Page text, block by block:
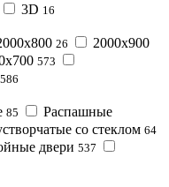
3D 16
26 2000x900
573
586
85
Распашные
со стеклом 64
двери 537